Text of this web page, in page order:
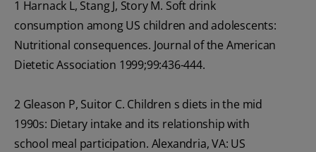
1 Harnack L, Stang J, Story M. Soft drink
consumption among US children and adolescents:
Nutritional consequences. Journal of the American
Dietetic Association 1999;99:436-444.
2 Gleason P, Suitor C. Children s diets in the mid
1990s: Dietary intake and its relationship with
school meal participation. Alexandria, VA: US